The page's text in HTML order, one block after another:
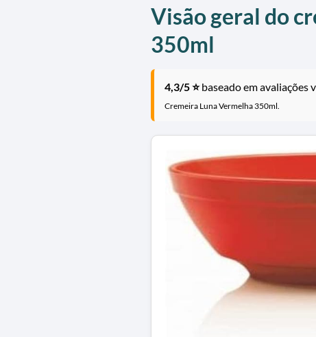
Visão geral do
350ml
4,3/5 ⭐baseado em avaliações
Cremeira Luna Vermelha 350ml.